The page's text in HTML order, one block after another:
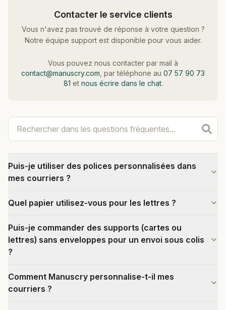
Contacter le service clients
Vous n'avez pas trouvé de réponse à votre question ?
Notre équipe support est disponible pour vous aider.
Vous pouvez nous contacter par mail à
contact@manuscry.com , par téléphone au 07 57 90 73
81 et nous écrire dans le chat.
Puis-je utiliser des polices personnalisées dans
mes courriers ?
Quel papier utilisez-vous pour les lettres ?
Puis-je commander des supports (cartes ou
lettres) sans enveloppes pour un envoi sous colis
?
Comment Manuscry personnalise-t-il mes
courriers ?